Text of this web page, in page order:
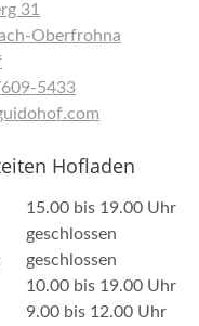
31
Oberfrohna
5433
Hofladen
15.00 bis 19.00 Uhr
geschlossen
geschlossen
10.00 bis 19.00 Uhr
9.00 bis 12.00 Uhr